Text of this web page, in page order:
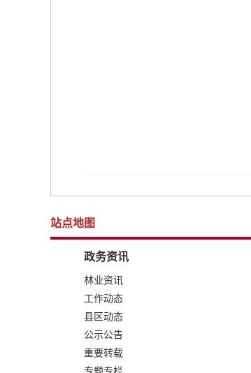
站点地图
政务资讯
林业资讯
工作动态
县区动态
公示公告
重要转载